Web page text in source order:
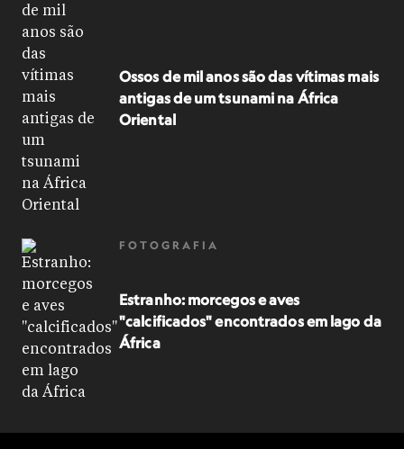
Ossos de mil anos são das vítimas mais
antigas de um tsunami na África
Oriental
FOTOGRAFIA
Estranho: morcegos e aves
"calcificados" encontrados em lago da
África